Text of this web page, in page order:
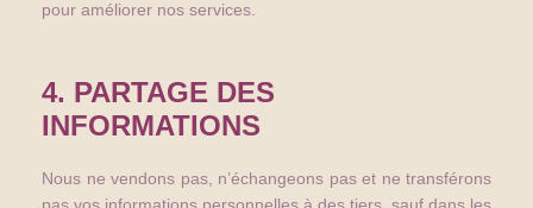
pour améliorer nos services.
4. PARTAGE DES
INFORMATIONS
Nous ne vendons pas, n’échangeons pas et ne transférons